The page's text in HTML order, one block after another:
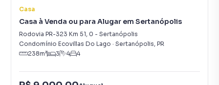
Casa
Casa à Venda ou para Alugar em Sertanópolis
Rodovia PR-323 Km 51, 0 - Sertanópolis
Condomínio Ecovillas Do Lago · Sertanópolis, PR
238m² 3 4 4